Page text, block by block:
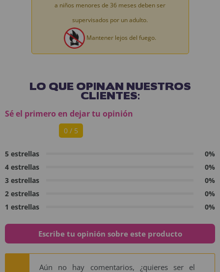
a niños menores de 36 meses deben ser
supervisados por un adulto.
Mantener lejos del fuego.
LO QUE OPINAN NUESTROS
CLIENTES:
Sé el primero en dejar tu opinión
0 / 5
5 estrellas
0%
4 estrellas
0%
3 estrellas
0%
2 estrellas
0%
1 estrellas
0%
Escribe tu opinión sobre este producto
Aún no hay comentarios, ¿quieres ser el